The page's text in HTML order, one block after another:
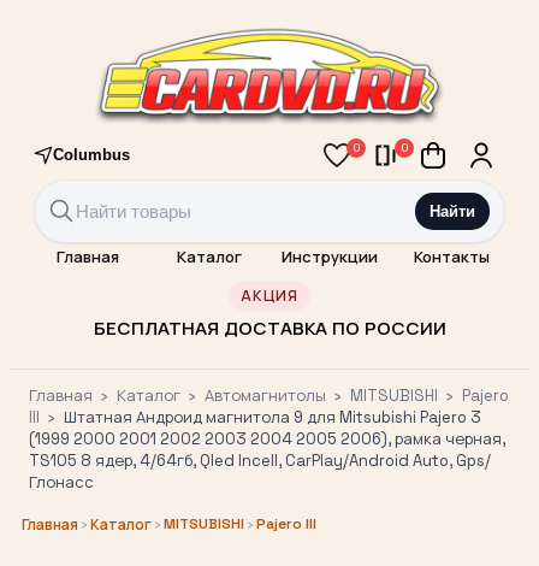
Columbus 0 0
Найти
Главная Каталог Инструкции Контакты
АКЦИЯ
БЕСПЛАТНАЯ ДОСТАВКА ПО РОССИИ
Главная › Каталог › Автомагнитолы › MITSUBISHI › Pajero
III › Штатная Андроид магнитола 9 для Mitsubishi Pajero 3
(1999 2000 2001 2002 2003 2004 2005 2006), рамка черная,
TS105 8 ядер, 4/64гб, Qled Incell, CarPlay/Android Auto, Gps/
Глонасс
Главная ›Каталог›MITSUBISHI ›Pajero III